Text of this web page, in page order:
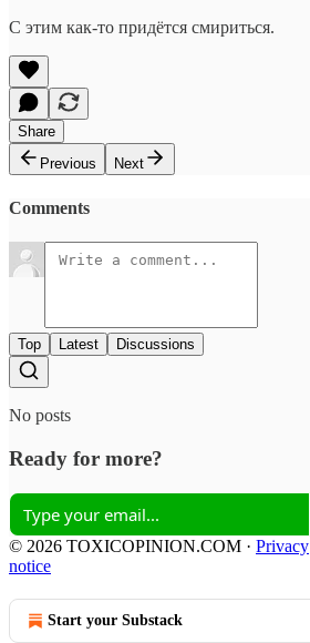
С этим как-то придётся смириться.
Share
Previous
Next
Comments
Top Latest Discussions
No posts
Ready for more?
© 2026 TOXICOPINION.COM · Privacy
notice
Start your Substack